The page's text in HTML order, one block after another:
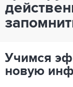
Учимся
новую